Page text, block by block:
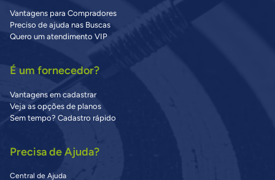
Vantagens para Compradores
Preciso de ajuda nas Buscas
Quero um atendimento VIP
É um fornecedor?
Vantagens em cadastrar
Veja as opções de planos
Sem tempo? Cadastro rápido
Precisa de Ajuda?
Central de Ajuda